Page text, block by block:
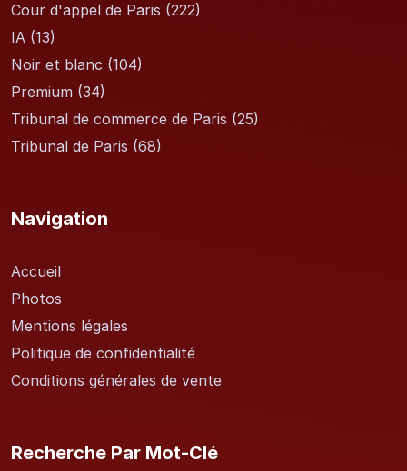
Cour d'appel de Paris (222)
IA (13)
Noir et blanc (104)
Premium (34)
Tribunal de commerce de Paris (25)
Tribunal de Paris (68)
Navigation
Accueil
Photos
Mentions légales
Politique de confidentialité
Conditions générales de vente
Recherche Par Mot-Clé